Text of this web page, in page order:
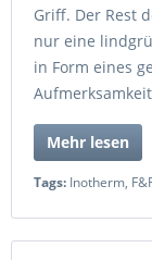
Griff. Der Rest
nur eine
in Form eines
Mehr lesen
Tags: Inotherm,